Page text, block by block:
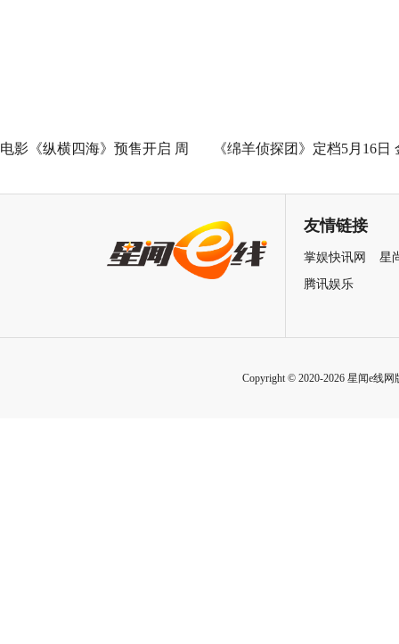
电影《纵横四海》预售开启 周 《绵羊侦探团》定档5月16日
友情链接
掌娱快讯网
星
腾讯娱乐
Copyright © 2020-2026 星闻e线